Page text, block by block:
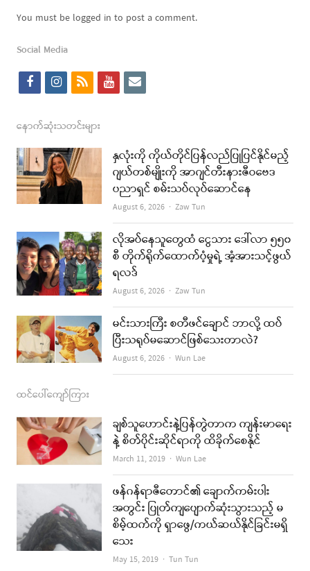
You must be logged in to post a comment.
Social Media
f
c
e
b
o
k
i
s
t
a
g
a
m
r
s
y
t
u
b
e
e
i
l
နောက်ဆုံးသတင်းများ
နှလုံးကို ကိုယ်တိုင်ပြန်လည်ပြုပြင်နိုင်မည့်
ဂျယ်တစ်မျိုးကို အာဂျင်တီးနားဇီဝဗေဒ
ပညာရှင် စမ်းသပ်လုပ်ဆောင်နေ
August 6, 2026 Author
Zaw Tun
လိုအပ်နေသူတွေထံ ငွေသား ဒေါ်လာ ၅၅၀
စီ တိုက်ရိုက်ထောက်ပံ့မှုရဲ့ အံ့အားသင့်ဖွယ်
ရလဒ်
August 6, 2026 Author
Zaw Tun
မင်းသားကြီး စတီဖင်ချောင် ဘာလို့ ထပ်
ပြီးသရုပ်မဆောင်ဖြစ်သေးတာလဲ?
August 6, 2026 Author
Wun Lae
ထင်ပေါ်ကျော်ကြား
ချစ်သူဟောင်းနဲ့ပြန်တွဲတာက ကျန်းမာရေး
နဲ့ စိတ်ပိုင်းဆိုင်ရာကို ထိခိုက်စေနိုင်
March 11, 2019 Author
Wun Lae
ဖန်ဂန်ရာဇီတောင်၏ ချောက်ကမ်းပါး
အတွင်း ပြုတ်ကျပျောက်ဆုံးသွားသည့် မ
စိမ့်ထက်ကို ရှာဖွေ/ကယ်ဆယ်နိုင်ခြင်းမရှိ
သေး
May 15, 2019 Author
Tun Tun